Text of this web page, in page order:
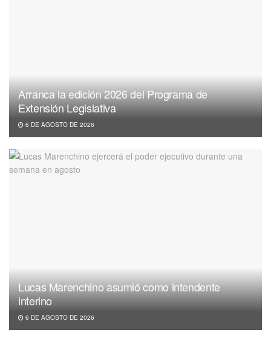
Arranca la edición 2026 del Programa de
Extensión Legislativa
6 DE AGOSTO DE 2026
Lucas Marenchino asumió como intendente
interino
6 DE AGOSTO DE 2026